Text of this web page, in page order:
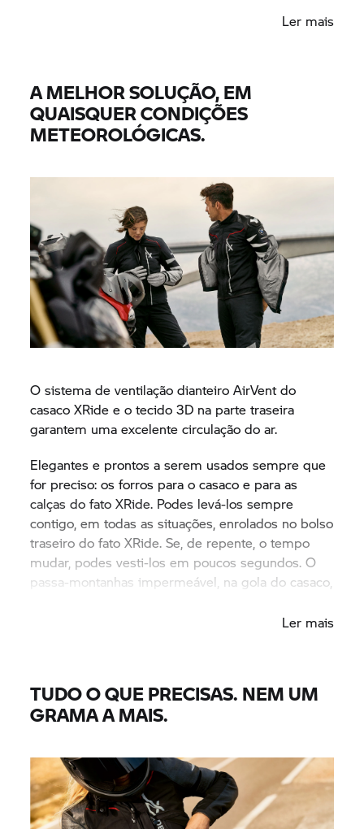
posições especiais para criar dobras ergonómicas.
Ler mais
A MELHOR SOLUÇÃO, EM
QUAISQUER CONDIÇÕES
METEOROLÓGICAS.
O sistema de ventilação dianteiro AirVent do
casaco XRide e o tecido 3D na parte traseira
garantem uma excelente circulação do ar.
Elegantes e prontos a serem usados sempre que
for preciso: os forros para o casaco e para as
calças do fato XRide. Podes levá-los sempre
contigo, em todas as situações, enrolados no bolso
traseiro do fato XRide. Se, de repente, o tempo
mudar, podes vesti-los em poucos segundos. O
passa-montanhas impermeável, na gola do casaco,
Ler mais
TUDO O QUE PRECISAS. NEM UM
GRAMA A MAIS.